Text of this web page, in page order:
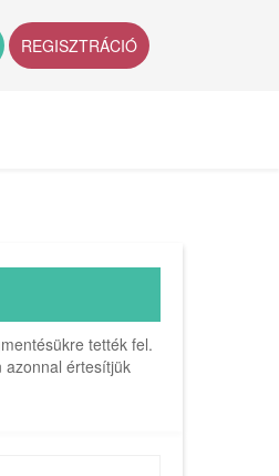
REGISZTRÁCIÓ
tették fel.
azonnal értesítjük